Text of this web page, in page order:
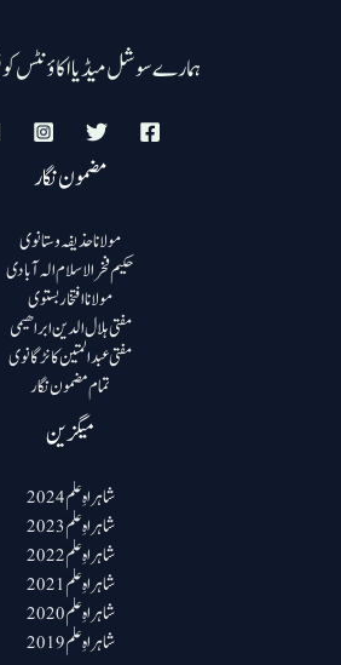
ہمارے سوشل میڈیا اکاؤنٹس کو
مضمون نگار
مولانا حذیفہ وستانوی
حکیم فخرالاسلام الہ آبادی
مولانا افتخار بستوی
مفتی ہلال الدین ابراھیمی
مفتی عبد المتین کانڑگانوی
تمام مضمون نگار
میگزین
شاہراہِ علم 2024
شاہراہِ علم 2023
شاہراہِ علم 2022
شاہراہِ علم 2021
شاہراہِ علم 2020
شاہراہِ علم 2019